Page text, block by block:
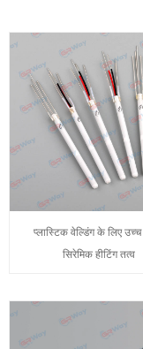
प्लास्टिक वेल्डिंग के लिए
सिरेमिक हीटिंग तत्व